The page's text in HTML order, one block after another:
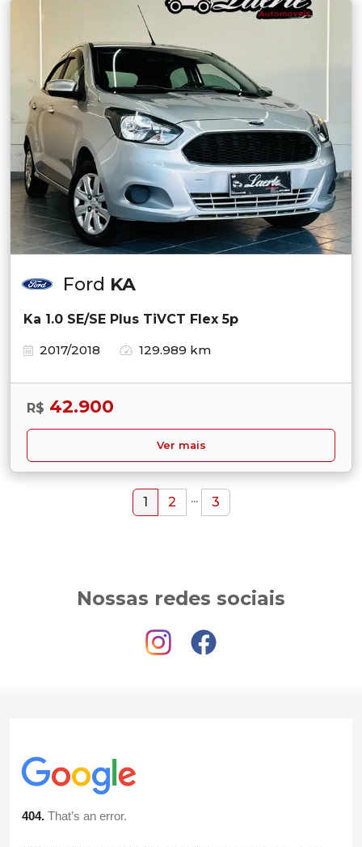
Ford KA
Ka 1.0 SE/SE Plus TiVCT Flex 5p
2017/2018
129.989 km
R$ 42.900
Ver mais
1 2 ... 3
Nossas redes sociais